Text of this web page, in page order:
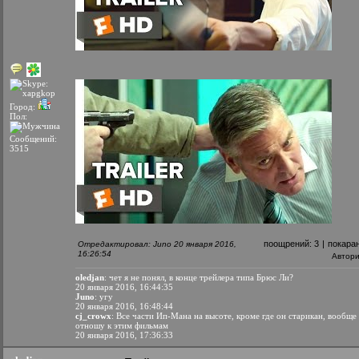
Город:
Пол:
Сообщений:
3515
Отредактировал: Juno 20 января 2016,
16:26:54
поощрений: 3 |
oledjan: чет я не понял, в конце трейлера типа Брюс Ли?
20 января 2016, 16:44:35
Juno: угу
20 января 2016, 16:48:44
cj_crowx: Все части Ип-Мана на высоте, кроме где он старикан, вообще
отношу к этим фильмам
20 января 2016, 17:36:33